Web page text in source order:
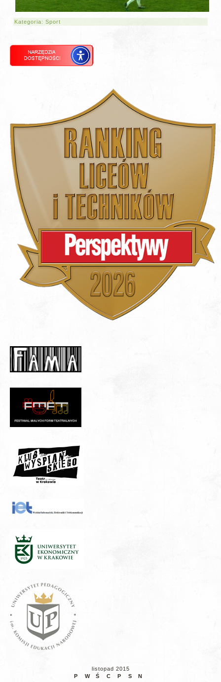
Kategoria:Sport
listopad 2015
P
W Ś C P S N